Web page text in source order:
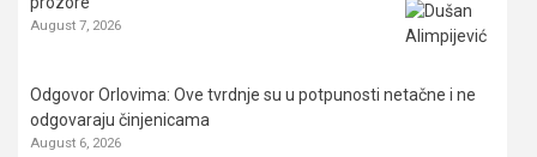
August 7, 2026
Odgovor Orlovima: ​Ove tvrdnje su u potpunosti netačne i ne
odgovaraju činjenicama
August 6, 2026